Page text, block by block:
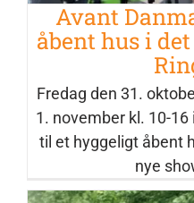
Avant
åbent hus i
Fredag den 31.
1. november kl. 10-
til et hyggeligt åbent
nye